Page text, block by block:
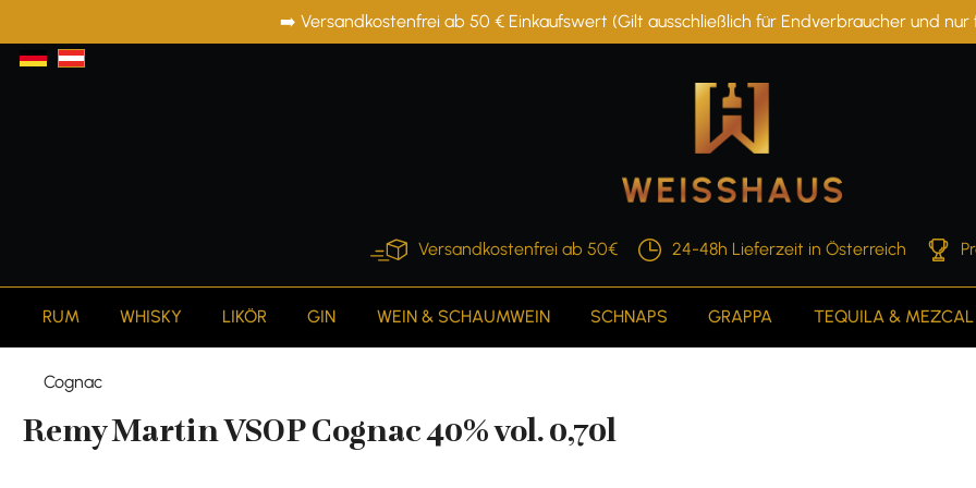
Zur Hauptnavigation springen➡️ Versandkostenfrei ab 50 € Einkaufswert (Gilt ausschließlich für Endverbraucher und
Versandkostenfrei ab 50€ 24-48h Lieferzeit in Österreich
RUM WHISKY LIKÖR GIN WEIN & SCHAUMWEIN SCHNAPS GRAPPA TEQUILA & MEZCAL
Cognac
Remy Martin VSOP Cognac 40% vol. 0,70l